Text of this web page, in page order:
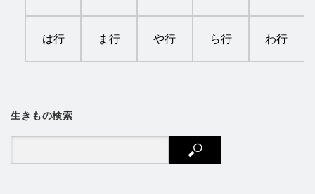
は行 ま行 や行 ら行 わ行
生きもの検索